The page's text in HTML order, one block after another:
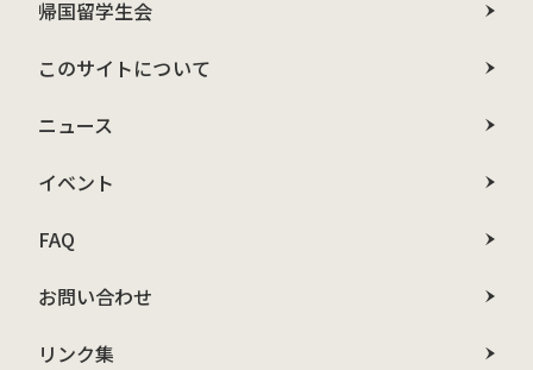
帰国留学生会
このサイトについて
ニュース
イベント
FAQ
お問い合わせ
リンク集